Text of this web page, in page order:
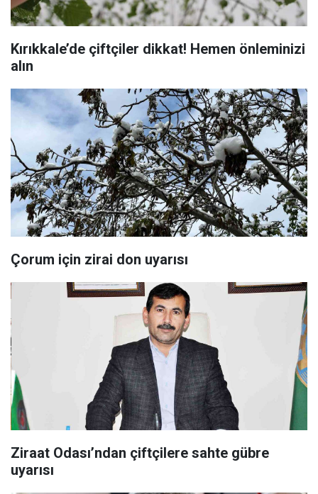
Kırıkkale’de çiftçiler dikkat! Hemen önleminizi
alın
Çorum için zirai don uyarısı
Ziraat Odası’ndan çiftçilere sahte gübre
uyarısı